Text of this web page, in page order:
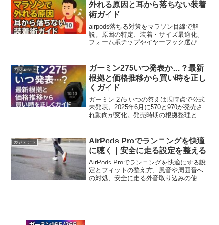
外れる原因と耳から落ちない装着
術ガイド
airpods落ちる対策をマラソン目線で解
説。原因の特定、装着・サイズ最適化、
フォーム系チップやイヤーフック選び、
ガジェット
ガーミン275いつ発表か…？最新
根拠と価格推移から買い時を正し
くガイド
ガーミン 275 いつの答えは現時点で公式
未発表。2025年6月に570と970が発売さ
れ動向が変化。発売時期の根拠整理と
示し、注意点もまた簡潔に詳述します。
ガジェット
AirPods Proでランニングを快適
に聴く｜安全に走る設定を整える
AirPods Proでランニングを快適にする設
定とフィットの整え方、風音や周囲音へ
の対処、安全に走る外音取り込みの使い